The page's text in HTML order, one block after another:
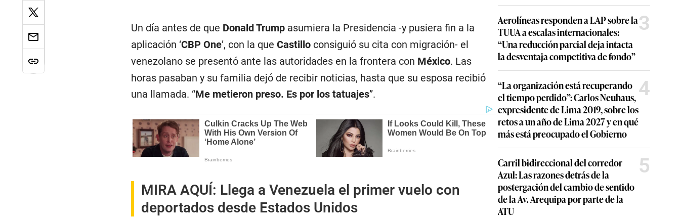
Un día antes de que Donald Trumpasumiera la Presidencia -y pusiera fin a la
aplicación ‘CBP One’, con la que Castillo consiguió su cita con migración- el
venezolano se presentó ante las autoridades en la frontera con México. Las
horas pasaban y su familia dejó de recibir noticias, hasta que su esposa recibió
una llamada. “Me metieron preso. Es por los tatuajes”.
MIRA AQUÍ: Llega a Venezuela el primer vuelo con
deportados desde Estados Unidos
Aerolíneas responden a LAP sobre la
TUUA a escalas internacionales:
“Una reducción parcial deja intacta
la desventaja competitiva de fondo”
3
“La organización está recuperando
el tiempo perdido”: Carlos Neuhaus,
expresidente de Lima 2019, sobre los
retos a un año de Lima 2027 y en qué
más está preocupado el Gobierno
4
Carril bidireccional del corredor
Azul: Las razones detrás de la
postergación del cambio de sentido
de la Av. Arequipa por parte de la
ATU
5